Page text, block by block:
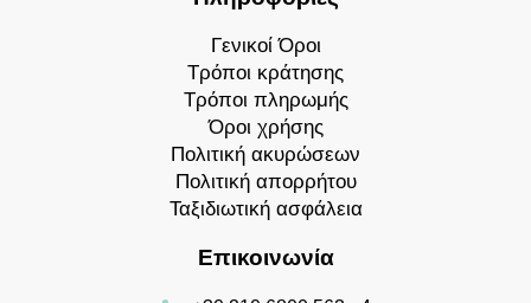
Γενικοί Όροι
Τρόποι κράτησης
Τρόποι πληρωμής
Όροι χρήσης
Πολιτική ακυρώσεων
Πολιτική απορρήτου
Ταξιδιωτική ασφάλεια
Επικοινωνία